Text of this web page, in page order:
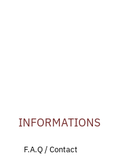
INFORMATIONS
F.A.Q / Contact